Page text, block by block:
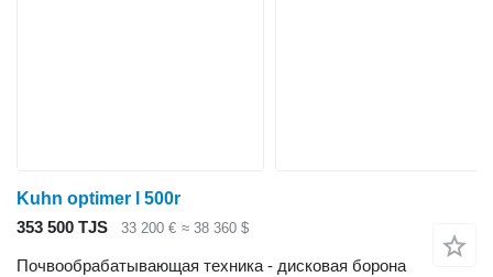
Kuhn optimer l 500r
353 500 TJS
33 200 € ≈ 38 360 $
Почвообрабатывающая техника - дисковая борона